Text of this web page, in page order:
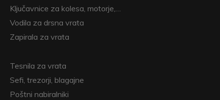
Ključavnice za kolesa, motorje,…
Vodila za drsna vrata
Zapirala za vrata
Tesnila za vrata
Sefi, trezorji, blagajne
Poštni nabiralniki